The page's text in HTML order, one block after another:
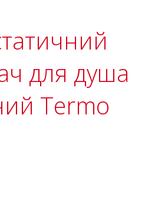
для душа
Termo